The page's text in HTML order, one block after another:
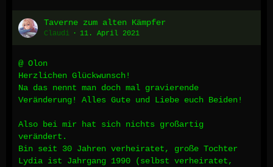
Taverne zum alten Kämpfer
Claudi 11. April 2021
@ Olon
Herzlichen Glückwunsch!
Na das nennt man doch mal gravierende
Veränderung! Alles Gute und Liebe euch Beiden!
Also bei mir hat sich nichts großartig
verändert.
Bin seit 30 Jahren verheiratet, große Tochter
Lydia ist Jahrgang 1990 (selbst verheiratet,